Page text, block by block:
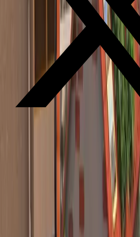
Gasloos wonen 'interactieve
duurzaamheidstentoonstelling voor
Praktische informatie